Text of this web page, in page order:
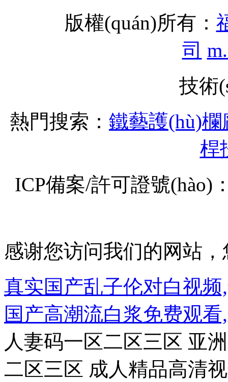
版權(quán)所有：
司
技術
熱門搜索： 鐵藝護(hù)欄
桿
ICP備案/許可證號(hào)
感谢您访问我们的网站
真实国产乱子伦对白视
国产高潮流白浆免费观